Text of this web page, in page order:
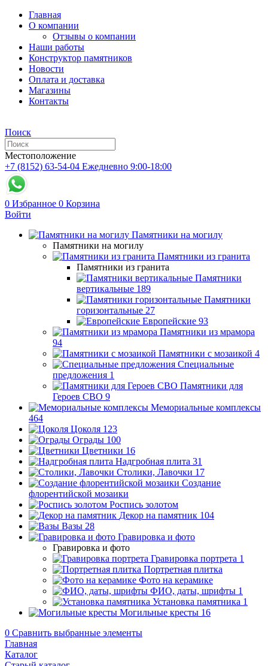
Главная
О компании
Отзывы о компании
Наши работы
Конструктор памятников
Новости
Оплата и доставка
Магазины
Контакты
Поиск
Местоположение
+7 (8152) 63-54-04 Ежедневно 9:00-18:00
0 Избранное 0 Корзина
Войти
Памятники на могилу
Памятники на могилу
Памятники из гранита
Памятники из гранита
Памятники
вертикальные 189
Памятники
горизонтальные 27
Европейские 93
Памятники из мрамора
94
Памятники с мозаикой 4
Специальные
предложения 1
Памятники для
Героев СВО 9
Мемориальные комплексы
464
Цоколя 123
Ограды 100
Цветники 16
Надгробная плита 31
Столики, Лавочки 17
Создание
флорентийской мозаики
Роспись золотом
Декор на памятник 104
Вазы 28
Гравировка и фото
Гравировка и фото
Гравировка портрета 1
Портретная плитка
Фото на керамике
ФИО, даты, шрифты 1
Установка памятника 1
Могильные кресты 16
0 Сравнить выбранные элементы
Главная
Каталог